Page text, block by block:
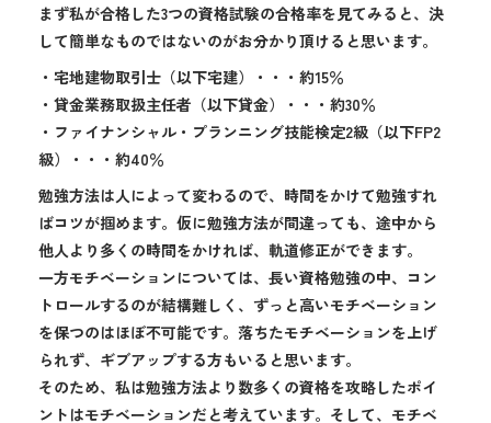
まず私が合格した3つの資格試験の合格率を見てみると、決
して簡単なものではないのがお分かり頂けると思います。
・宅地建物取引士（以下宅建）・・・約15％
・貸金業務取扱主任者（以下貸金）・・・約30％
・ファイナンシャル・プランニング技能検定2級（以下FP2
級）・・・約40％
勉強方法は人によって変わるので、時間をかけて勉強すれ
ばコツが掴めます。仮に勉強方法が間違っても、途中から
他人より多くの時間をかければ、軌道修正ができます。
一方モチベーションについては、長い資格勉強の中、コン
トロールするのが結構難しく、ずっと高いモチベーション
を保つのはほぼ不可能です。落ちたモチベーションを上げ
られず、ギブアップする方もいると思います。
そのため、私は勉強方法より数多くの資格を攻略したポイ
ントはモチベーションだと考えています。そして、モチベ